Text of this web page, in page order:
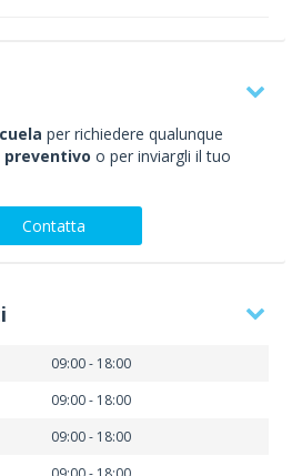
per richiedere qualunque
preventivo o per inviargli il tuo
Contatta
09:00 - 18:00
09:00 - 18:00
09:00 - 18:00